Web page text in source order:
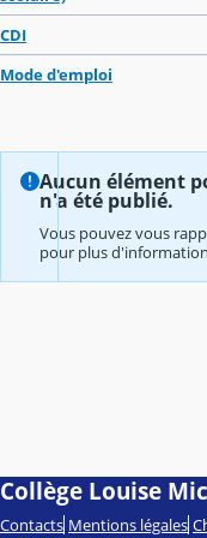
CDI
Mode d'emploi
Aucun élément
n'a été publié.
Vous pouvez vous
pour plus
Collège Louise
Contacts Mentions légales